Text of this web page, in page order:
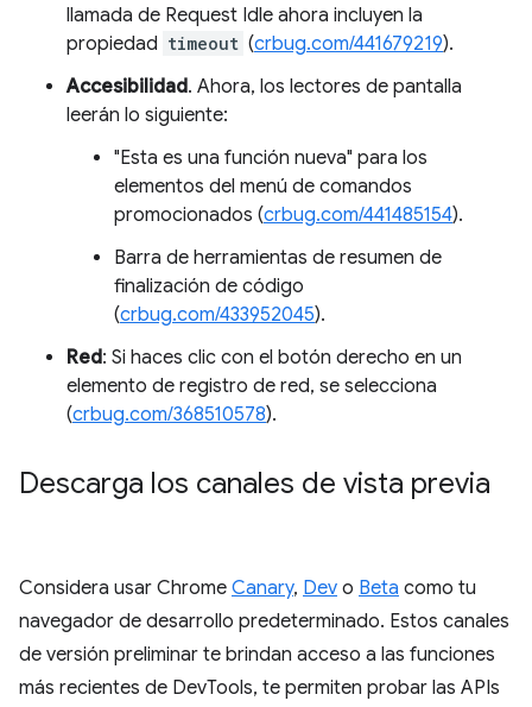
llamada de Request Idle ahora incluyen la
propiedad timeout (crbug.com/441679219).
Accesibilidad. Ahora, los lectores de pantalla
leerán lo siguiente:
"Esta es una función nueva" para los
elementos del menú de comandos
promocionados (crbug.com/441485154).
Barra de herramientas de resumen de
finalización de código
(crbug.com/433952045).
Red: Si haces clic con el botón derecho en un
elemento de registro de red, se selecciona
(crbug.com/368510578).
Descarga los canales de vista previa
Considera usar Chrome Canary, Dev o Beta como tu
navegador de desarrollo predeterminado. Estos canales
de versión preliminar te brindan acceso a las funciones
más recientes de DevTools, te permiten probar las APIs